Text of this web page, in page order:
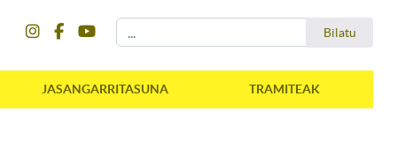
Bilatu
JASANGARRITASUNA TRAMITEAK